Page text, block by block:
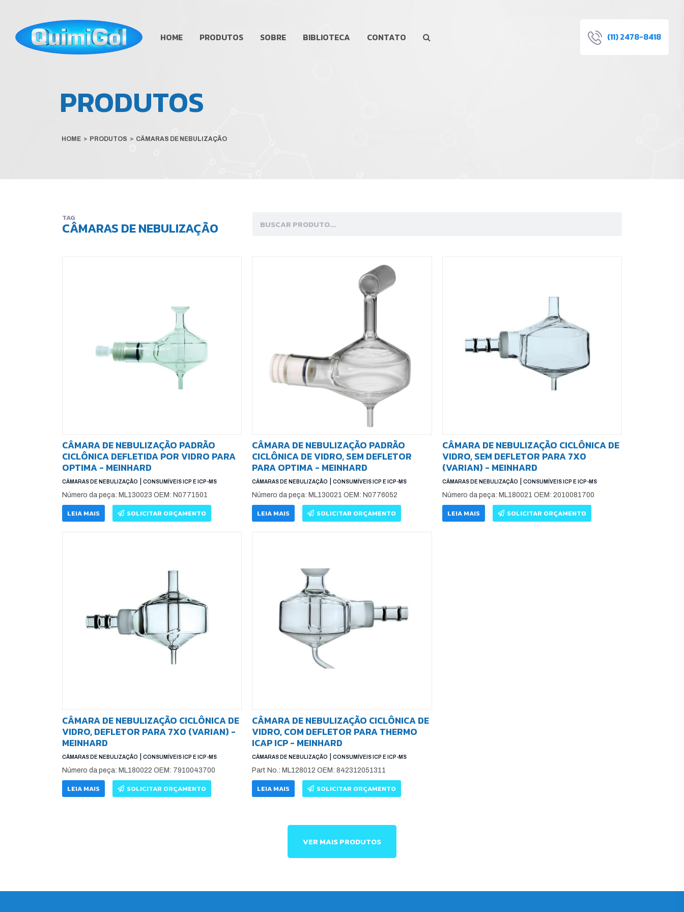
HOME PRODUTOS SOBRE BIBLIOTECA CONTATO (11) 2478-8418
PRODUTOS
HOME > PRODUTOS > CÂMARAS DE NEBULIZAÇÃO
TAG
CÂMARAS DE NEBULIZAÇÃO
CÂMARA DE NEBULIZAÇÃO PADRÃO
CICLÔNICA DEFLETIDA POR VIDRO PARA
OPTIMA - MEINHARD
CÂMARAS DE NEBULIZAÇÃO CONSUMÍVEIS ICP E ICP-MS
Número da peça: ML130023 OEM: N0771501
LEIA MAIS SOLICITAR ORÇAMENTO
CÂMARA DE NEBULIZAÇÃO PADRÃO
CICLÔNICA DE VIDRO, SEM DEFLETOR
PARA OPTIMA - MEINHARD
CÂMARAS DE NEBULIZAÇÃO CONSUMÍVEIS ICP E ICP-MS
Número da peça: ML130021 OEM: N0776052
LEIA MAIS SOLICITAR ORÇAMENTO
CÂMARA DE NEBULIZAÇÃO CICLÔNICA DE
VIDRO, SEM DEFLETOR PARA 7X0
(VARIAN) - MEINHARD
CÂMARAS DE NEBULIZAÇÃO CONSUMÍVEIS ICP E ICP-MS
Número da peça: ML180021 OEM: 2010081700
LEIA MAIS SOLICITAR ORÇAMENTO
CÂMARA DE NEBULIZAÇÃO CICLÔNICA DE
VIDRO, DEFLETOR PARA 7X0 (VARIAN) -
MEINHARD
CÂMARAS DE NEBULIZAÇÃO CONSUMÍVEIS ICP E ICP-MS
Número da peça: ML180022 OEM: 7910043700
LEIA MAIS SOLICITAR ORÇAMENTO
CÂMARA DE NEBULIZAÇÃO CICLÔNICA DE
VIDRO, COM DEFLETOR PARA THERMO
ICAP ICP - MEINHARD
CÂMARAS DE NEBULIZAÇÃO CONSUMÍVEIS ICP E ICP-MS
Part No.: ML128012 OEM: 842312051311
LEIA MAIS SOLICITAR ORÇAMENTO
VER MAIS PRODUTOS